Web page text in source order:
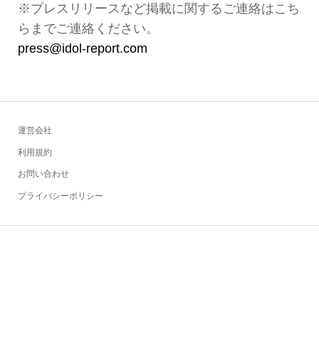
※プレスリリースなど掲載に関するご連絡はこち
らまでご連絡ください。
press@idol-report.com
運営会社
利用規約
お問い合わせ
プライバシーポリシー